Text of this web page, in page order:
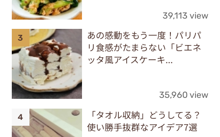
39,113 view
あの感動をもう一度！パリパ
リ食感がたまらない「ビエネ
ッタ風アイスケーキ...
35,960 view
「タオル収納」どうしてる？
使い勝手抜群なアイデア7選